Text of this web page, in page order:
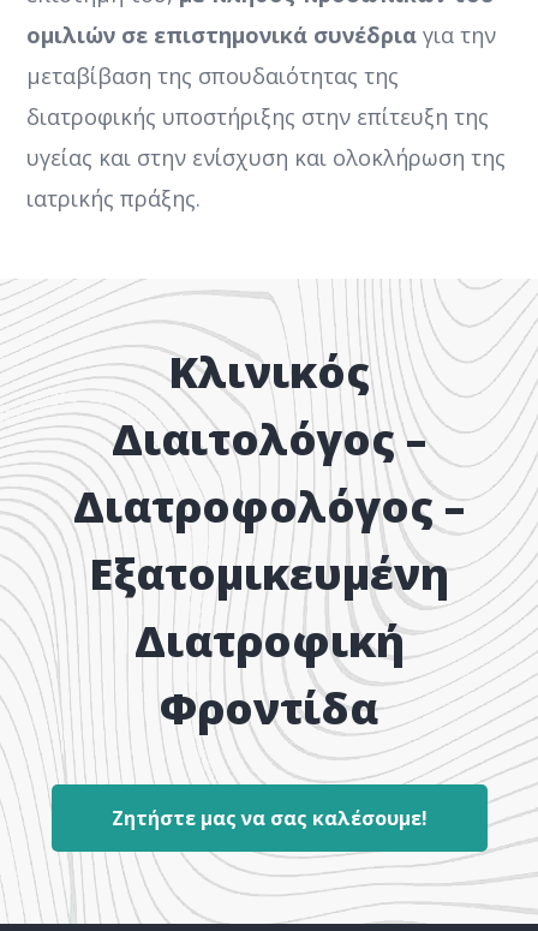
ομιλιών σε επιστημονικά συνέδρια για την
μεταβίβαση της σπουδαιότητας της
διατροφικής υποστήριξης στην επίτευξη της
υγείας και στην ενίσχυση και ολοκλήρωση της
ιατρικής πράξης.
Κλινικός
Διαιτολόγος –
Διατροφολόγος –
Εξατομικευμένη
Διατροφική
Φροντίδα
Ζητήστε μας να σας καλέσουμε!